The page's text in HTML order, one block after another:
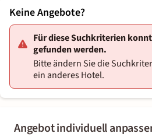
Angebot individuell
Keine Angebote?
Für diese Suchkriterien
gefunden werden.
Bitte ändern Sie die
ein anderes Hotel.